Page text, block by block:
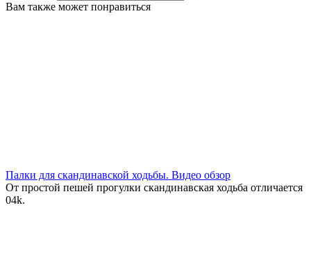
Вам также может понравиться
Палки для скандинавской ходьбы. Видео обзор
От простой пешей прогулки скандинавская ходьба отличается
04k.